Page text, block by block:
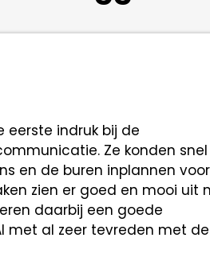
eerste indruk bij de
Ze konden snel
en de buren inplannen voor
zien er goed en mooi uit
daarbij een goede
met al zeer tevreden met de